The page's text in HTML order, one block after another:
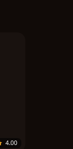
4.00